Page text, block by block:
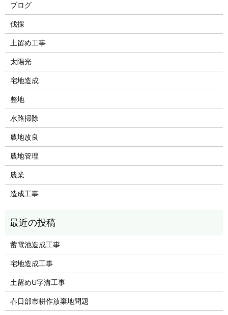
ブログ
伐採
土留め工事
太陽光
宅地造成
整地
水路掃除
農地改良
農地管理
農業
造成工事
蓄電池造成工事
宅地造成工事
土留めU字溝工事
春日部市耕作放棄地問題